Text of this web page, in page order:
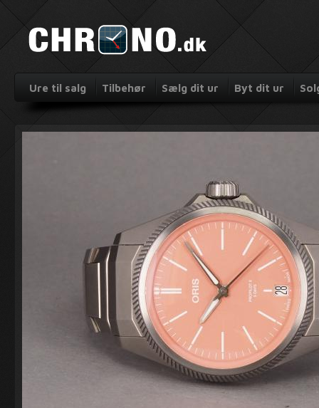
Ure til salg Tilbehør Sælg dit ur Byt dit ur